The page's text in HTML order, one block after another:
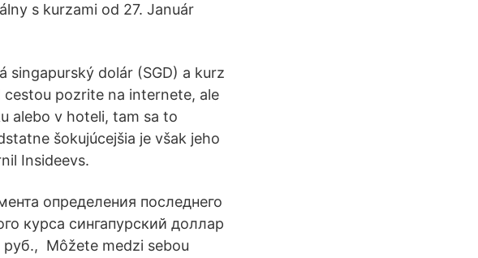
s kurzami od 27. Január
singapurský dolár (SGD) a kurz
cestou pozrite na internete, ale
alebo v hoteli, tam sa to
šokujúcejšia je však jeho
Insideevs.
определения последнего
курса сингапурский доллар
Môžete medzi sebou